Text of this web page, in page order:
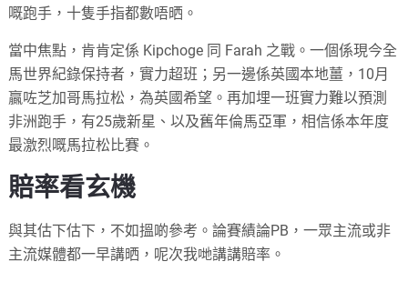
嘅跑手，十隻手指都數唔晒。
當中焦點，肯肯定係 Kipchoge 同 Farah 之戰。一個係現今全
馬世界紀錄保持者，實力超班；另一邊係英國本地薑，10月
贏咗芝加哥馬拉松，為英國希望。再加埋一班實力難以預測
非洲跑手，有25歲新星、以及舊年倫馬亞軍，相信係本年度
最激烈嘅馬拉松比賽。
賠率看玄機
與其估下估下，不如搵啲參考。論賽績論PB，一眾主流或非
主流媒體都一早講晒，呢次我哋講講賠率。